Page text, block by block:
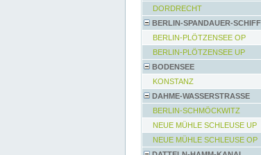
DORDRECHT
BERLIN-SPANDAUER-
BERLIN-PLÖTZENSEE OP
BERLIN-PLÖTZENSEE UP
BODENSEE
KONSTANZ
DAHME-WASSERSTRASSE
BERLIN-SCHMÖCKWITZ
NEUE MÜHLE SCHLEUSE UP
NEUE MÜHLE SCHLEUSE OP